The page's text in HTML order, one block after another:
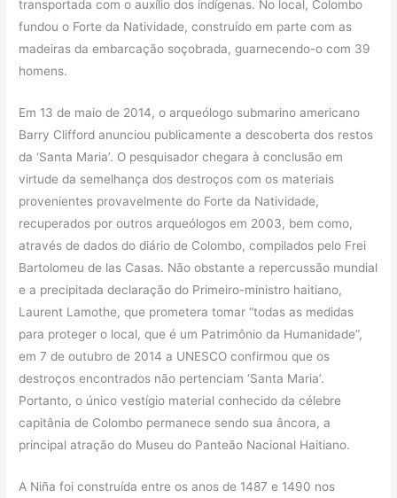
transportada com o auxílio dos indígenas. No local, Colombo
fundou o Forte da Natividade, construído em parte com as
madeiras da embarcação soçobrada, guarnecendo-o com 39
homens.
Em 13 de maio de 2014, o arqueólogo submarino americano
Barry Clifford anunciou publicamente a descoberta dos restos
da ‘Santa Maria’. O pesquisador chegara à conclusão em
virtude da semelhança dos destroços com os materiais
provenientes provavelmente do Forte da Natividade,
recuperados por outros arqueólogos em 2003, bem como,
através de dados do diário de Colombo, compilados pelo Frei
Bartolomeu de las Casas. Não obstante a repercussão mundial
e a precipitada declaração do Primeiro-ministro haitiano,
Laurent Lamothe, que prometera tomar “todas as medidas
para proteger o local, que é um Patrimônio da Humanidade”,
em 7 de outubro de 2014 a UNESCO confirmou que os
destroços encontrados não pertenciam ‘Santa Maria’.
Portanto, o único vestígio material conhecido da célebre
capitânia de Colombo permanece sendo sua âncora, a
principal atração do Museu do Panteão Nacional Haitiano.
A Niña foi construída entre os anos de 1487 e 1490 nos